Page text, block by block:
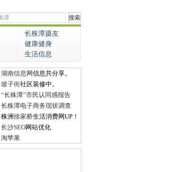
长株潭摄友
健康健身
生活信息
湖南信息网信息共分享。
坡子街社区装修中。
“长株潭”市民认同感报告
长株潭电子商务现状调查
株洲徐家桥生活消费网UP！
长沙SEO网站优化
淘苹果